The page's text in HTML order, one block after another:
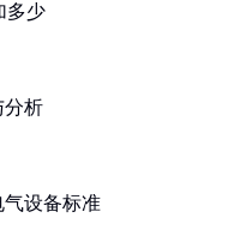
多少
分析
设备标准